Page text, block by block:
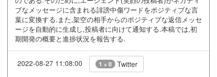
ブなメッセージに含まれる誹謗中傷ワードをポジティブな言
葉に変換する.また,架空の相手からのポジティブな返信メッセ
ージを自動的に生成し,投稿者に向けて通知する.本稿では,初
期開発の概要と進捗状況を報告する.
2022-08-27 11:08:00 1 + 0 Twitter